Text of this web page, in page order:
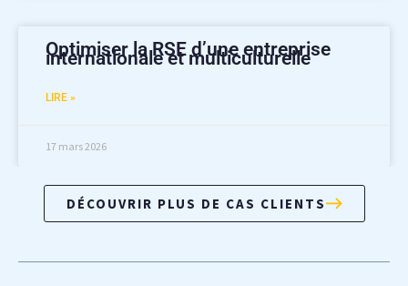
Optimiser la RSE d’une entreprise
internationale et multiculturelle
LIRE »
17 mars 2026
DÉCOUVRIR PLUS DE CAS CLIENTS